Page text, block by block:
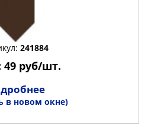
241884
49 руб/шт.
в новом окне)